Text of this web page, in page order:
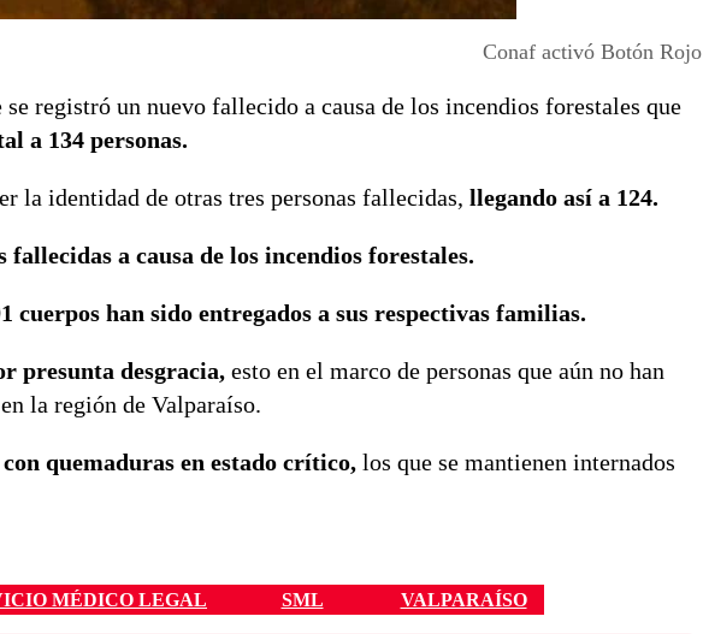
Conaf activó Botón Rojo
registró un nuevo fallecido a causa de los incendios forestales que
a 134 personas.
la identidad de otras tres personas fallecidas, llegando así a 124.
a causa de los incendios forestales.
cuerpos han sido entregados a sus respectivas familias.
presunta desgracia, esto en el marco de personas que aún no han
la región de Valparaíso.
quemaduras en estado crítico, los que se mantienen internados
MÉDICO LEGAL SML VALPARAÍSO